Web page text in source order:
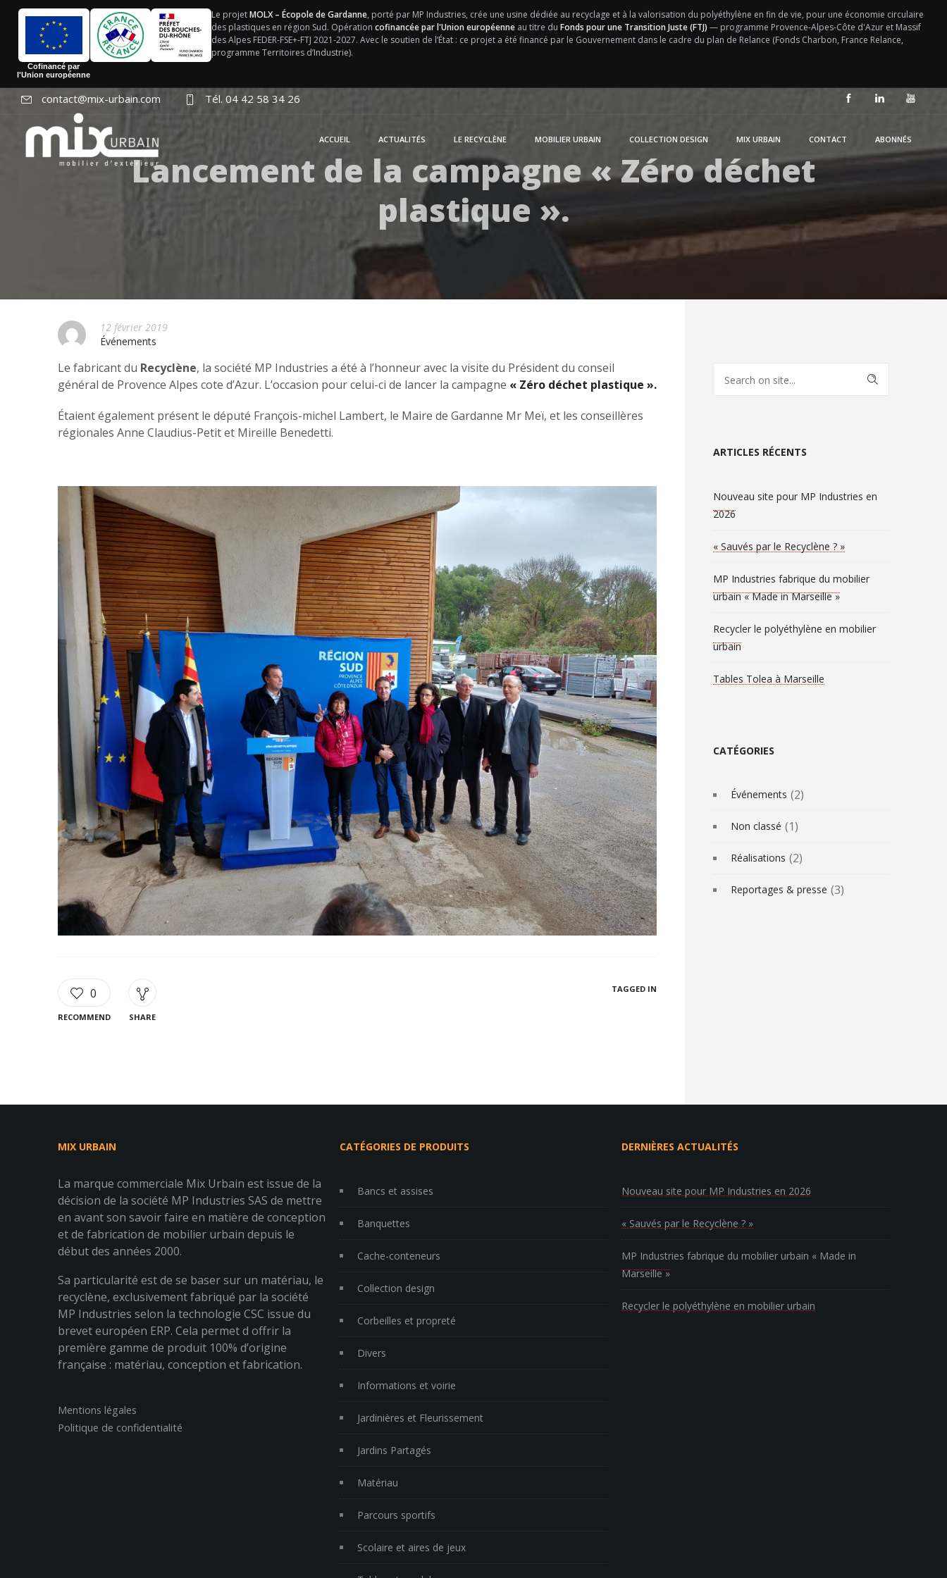
Cofinancé par
l'Union européenne
Le projetMOLX – Écopole de Gardanne, porté par MP Industries, crée une usine dédiée au recyclage et à la valorisation du polyéthylène en fin de vie, pour une économie circulaire
des plastiques en région Sud. Opération cofinancée par l'Union européenneau titre du Fonds pour une Transition Juste (FTJ) — programme Provence-Alpes-Côte d'Azur et Massif
des Alpes FEDER-FSE+-FTJ 2021-2027. Avec le soutien de l’État : ce projet a été financé par le Gouvernement dans le cadre du plan de Relance (Fonds Charbon, France Relance,
programme Territoires d’Industrie).
contact@mix-urbain.com Tél. 04 42 58 34 26
ACCUEIL ACTUALITÉS LE RECYCLÈNE MOBILIER URBAIN COLLECTION DESIGN MIX URBAIN CONTACT ABONNÉS
Lancement de la campagne « Zéro déchet
plastique ».
12 février 2019
Événements
Le fabricant du Recyclène, la société MP Industries a été à l’honneur avec la visite du Président du conseil
général de Provence Alpes cote d’Azur. L’occasion pour celui-ci de lancer la campagne « Zéro déchet plastique ».
Étaient également présent le député François-michel Lambert, le Maire de Gardanne Mr Meï, et les conseillères
régionales Anne Claudius-Petit et Mireille Benedetti.
0
RECOMMEND SHARE
TAGGED IN
ARTICLES RÉCENTS
Nouveau site pour MP Industries en
2026
« Sauvés par le Recyclène ? »
MP Industries fabrique du mobilier
urbain « Made in Marseille »
Recycler le polyéthylène en mobilier
urbain
Tables Tolea à Marseille
CATÉGORIES
Événements (2)
Non classé (1)
Réalisations (2)
Reportages & presse (3)
MIX URBAIN
La marque commerciale Mix Urbain est issue de la
décision de la société MP Industries SAS de mettre
en avant son savoir faire en matière de conception
et de fabrication de mobilier urbain depuis le
début des années 2000.
Sa particularité est de se baser sur un matériau, le
recyclène, exclusivement fabriqué par la société
MP Industries selon la technologie CSC issue du
brevet européen ERP. Cela permet d offrir la
première gamme de produit 100% d’origine
française : matériau, conception et fabrication.
Mentions légales
Politique de confidentialité
CATÉGORIES DE PRODUITS
Bancs et assises
Banquettes
Cache-conteneurs
Collection design
Corbeilles et propreté
Divers
Informations et voirie
Jardinières et Fleurissement
Jardins Partagés
Matériau
Parcours sportifs
Scolaire et aires de jeux
DERNIÈRES ACTUALITÉS
Nouveau site pour MP Industries en 2026
« Sauvés par le Recyclène ? »
MP Industries fabrique du mobilier urbain « Made in
Marseille »
Recycler le polyéthylène en mobilier urbain